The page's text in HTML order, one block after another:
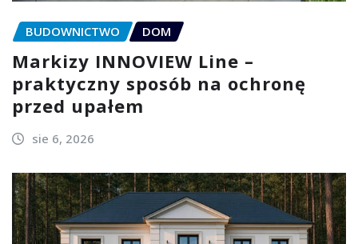
BUDOWNICTWO DOM
Markizy INNOVIEW Line –
praktyczny sposób na ochronę
przed upałem
sie 6, 2026